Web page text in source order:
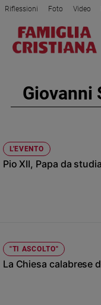
Attualità
Politica
Mondo
e
giustizia
Papa
Chiesa
Riflessioni Foto Video
Privacy Policy Chi siamo
Registrati Redazione
Giovanni
L'EVENTO
Pio XII, Papa da
"TI ASCOLTO"
La Chiesa calabrese